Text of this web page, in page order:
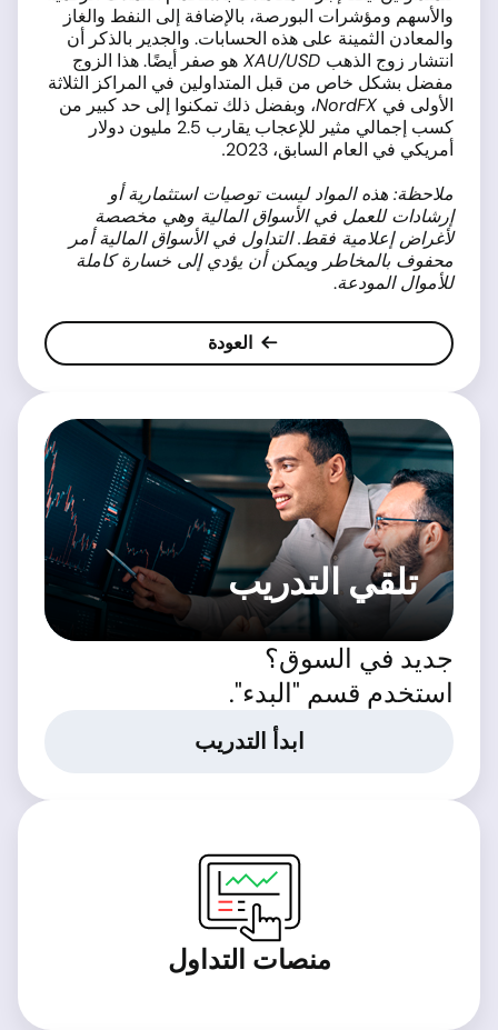
والأسهم ومؤشرات البورصة، بالإضافة إلى النفط والغاز
والمعادن الثمينة على هذه الحسابات. والجدير بالذكر أن
انتشار زوج الذهب
هو صفر أيضًا. هذا الزوج
مفضل بشكل خاص من قبل المتداولين في المراكز الثلاثة
الأولى في
، وبفضل ذلك تمكنوا إلى حد كبير من
كسب إجمالي مثير للإعجاب يقارب 2.5 مليون دولار
أمريكي في العام السابق، 2023
.
ملاحظة: هذه المواد ليست توصيات استثمارية أو
إرشادات للعمل في الأسواق المالية وهي مخصصة
لأغراض إعلامية فقط. التداول في الأسواق المالية أمر
محفوف بالمخاطر ويمكن أن يؤدي إلى خسارة كاملة
للأموال المودعة.
العودة
تلقي التدريب
جديد في السوق؟
استخدم قسم "البدء".
ابدأ التدريب
منصات التداول